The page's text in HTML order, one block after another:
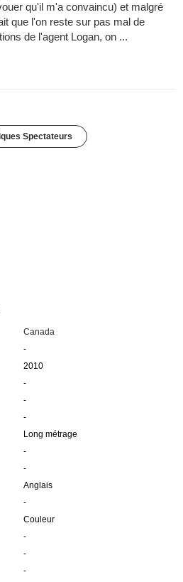
qu'il m'a convaincu) et malgré
que l'on reste sur pas mal de
de l'agent Logan, on ...
Spectateurs
Canada
-
2010
-
-
-
Long métrage
-
-
Anglais
-
Couleur
-
-
-